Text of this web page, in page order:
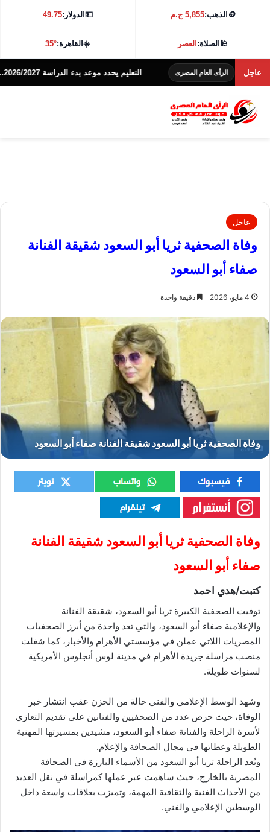
🪙 الذهب:5,855 ج.م 💵الدولار:49.75
🕌الصلاة:العصر ☀️القاهرة:35°
عاجل
الرأى العام المصرى التعليم يحدد موعد بدء الدراسة 2026/2027.. تعرف على التفاصيل
عاجل
وفاة الصحفية ثريا أبو السعود شقيقة الفنانة
صفاء أبو السعود
4 مايو، 2026 دقيقة واحدة
وفاة
وفاة الصحفية ثريا أبو السعود شقيقة الفنانة
صفاء أبو السعود
كتبت/هدي احمد
توفيت الصحفية الكبيرة ثريا أبو السعود، شقيقة الفنانة
والإعلامية صفاء أبو السعود، والتي تعد واحدة من أبرز الصحفيات
المصريات اللاتي عملن في مؤسستي الأهرام والأخبار، كما شغلت
منصب مراسلة جريدة الأهرام في مدينة لوس أنجلوس الأمريكية
لسنوات طويلة.
وشهد الوسط الإعلامي والفني حالة من الحزن عقب انتشار خبر
الوفاة، حيث حرص عدد من الصحفيين والفنانين على تقديم التعازي
لأسرة الراحلة والفنانة صفاء أبو السعود، مشيدين بمسيرتها المهنية
الطويلة وعطائها في مجال الصحافة والإعلام.
وتُعد الراحلة ثريا أبو السعود من الأسماء البارزة في الصحافة
المصرية بالخارج، حيث ساهمت عبر عملها كمراسلة في نقل العديد
من الأحداث الفنية والثقافية المهمة، وتميزت بعلاقات واسعة داخل
الوسطين الإعلامي والفني.